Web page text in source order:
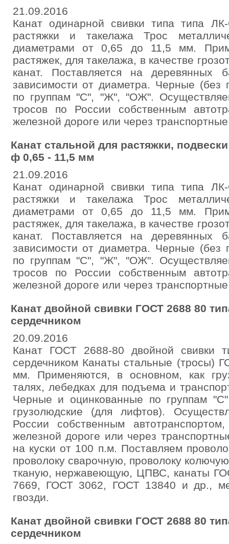
21.09.2016
Канат одинарной свивки типа типа
растяжки и такелажа Трос
диаметрами от 0,65 до 11,5 мм.
растяжек, для такелажа, в качестве
канат. Поставляется на
зависимости от диаметра. Черные (без
по группам "С", "Ж", "ОЖ".
тросов по России собственным
железной дороге или через
Канат стальной для растяжки,
ф 0,65 - 11,5 мм
21.09.2016
Канат одинарной свивки типа типа
растяжки и такелажа Трос
диаметрами от 0,65 до 11,5 мм.
растяжек, для такелажа, в качестве
канат. Поставляется на
зависимости от диаметра. Черные (без
по группам "С", "Ж", "ОЖ".
тросов по России собственным
железной дороге или через
Канат двойной свивки ГОСТ 2688 80
сердечником
20.09.2016
Канат ГОСТ 2688-80 двойной свивки
сердечником Канаты стальные (тросы)
мм. Применяются, в основном, как
талях, лебедках для подъема и
Черные и оцинкованные по группам
грузолюдские (для лифтов).
России собственным
железной дороге или через
на куски от 100 п.м. Поставляем
проволоку сварочную, проволоку
тканую, нержавеющую, ЦПВС, канаты
7669, ГОСТ 3062, ГОСТ 13840 и др.,
гвозди.
Канат двойной свивки ГОСТ 2688 80
сердечником